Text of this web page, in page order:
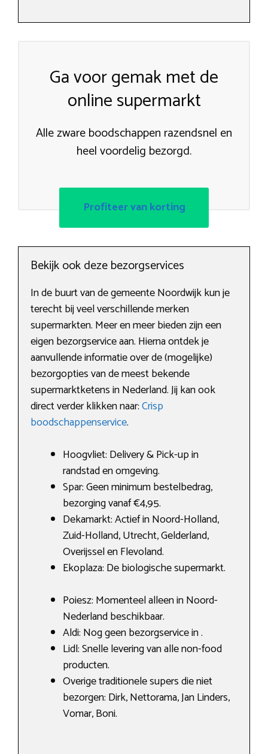
Ga voor gemak met de
online supermarkt
Alle zware boodschappen razendsnel en
heel voordelig bezorgd.
Profiteer van korting
Bekijk ook deze bezorgservices
In de buurt van de gemeente Noordwijk kun je
terecht bij veel verschillende merken
supermarkten. Meer en meer bieden zijn een
eigen bezorgservice aan. Hierna ontdek je
aanvullende informatie over de (mogelijke)
bezorgopties van de meest bekende
supermarktketens in Nederland. Jij kan ook
direct verder klikken naar:Crisp
boodschappenservice.
Hoogvliet: Delivery & Pick-up in
randstad en omgeving.
Spar: Geen minimum bestelbedrag,
bezorging vanaf €4,95.
Dekamarkt: Actief in Noord-Holland,
Zuid-Holland, Utrecht, Gelderland,
Overijssel en Flevoland.
Ekoplaza: De biologische supermarkt.
Poiesz: Momenteel alleen in Noord-
Nederland beschikbaar.
Aldi: Nog geen bezorgservice in .
Lidl: Snelle levering van alle non-food
producten.
Overige traditionele supers die niet
bezorgen: Dirk, Nettorama, Jan Linders,
Vomar, Boni.